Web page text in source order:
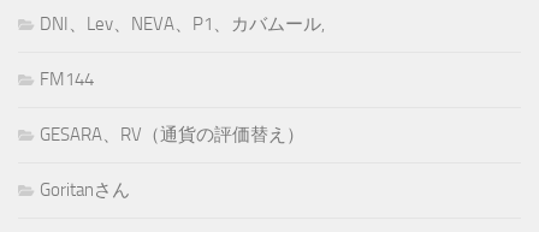
DNI、Lev、NEVA、P1、カバムール,
FM144
GESARA、RV（通貨の評価替え）
Goritanさん